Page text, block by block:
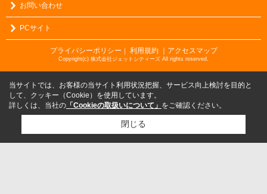
お問い合わせ
PCサイト
プライバシーポリシー ｜ 利用規約 ｜アクセスマップ
Copyright(c) 株式会社ジェットシティーズ All rights reserved.
当サイトでは、お客様の当サイト利用状況把握、サービス向上検討を目的と
して、クッキー（Cookie）を使用しています。
詳しくは、当社の 「Cookieの取扱いについて」 をご確認ください。
閉じる